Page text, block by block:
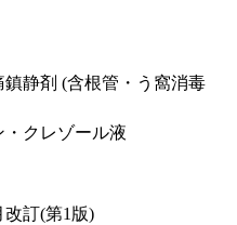
鎮静剤 (含根管・う窩消毒
・クレゾール液
改訂(第1版)